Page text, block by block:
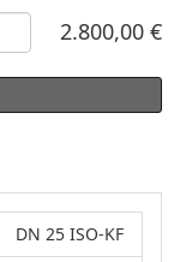
2.800,00 €
DN 25 ISO-KF